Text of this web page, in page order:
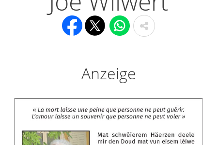
Anzeige